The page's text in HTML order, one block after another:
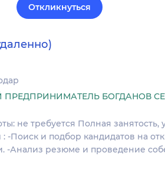
Откликнуться
БОГДАНОВ
не требуется Полная занятость,
: -Поиск и подбор кандидатов на
-Анализ резюме и проведение